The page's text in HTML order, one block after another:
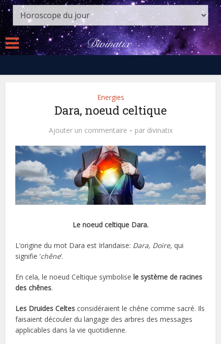
Energies
Dara, noeud celtique
Ajouter un commentaire par divinatix
Le noeud celtique Dara.
L’origine du mot Dara est Irlandaise: Dara, Doire, qui
signifie ‘chêne‘.
En cela, le noeud Celtique symbolise le système de racines
des chênes.
Les Druides Celtes considéraient le chêne comme sacré. Ils
faisaient découler du langage des arbres des messages
applicables dans la vie quotidienne.